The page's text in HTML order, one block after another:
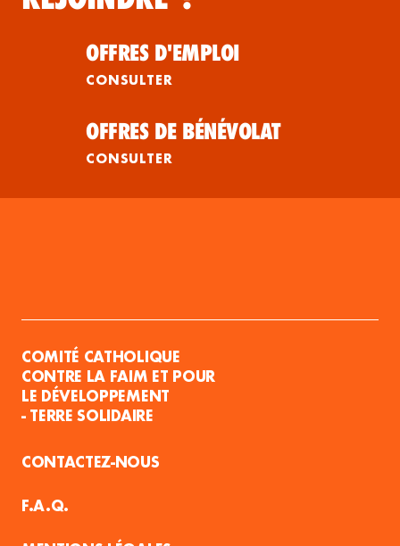
OFFRES D'EMPLOI
CONSULTER
OFFRES DE BÉNÉVOLAT
CONSULTER
COMITÉ CATHOLIQUE
CONTRE LA FAIM ET POUR
LE DÉVELOPPEMENT
- TERRE SOLIDAIRE
CONTACTEZ-NOUS
F.A.Q.